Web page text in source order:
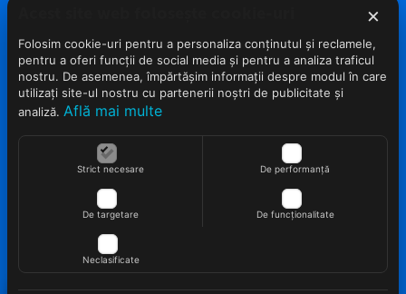
Contact
© 2022 - 2026 Roveli.ro. Realizat si configurat
×
Folosim cookie-uri pentru a personaliza conținutul și reclamele,
pentru a oferi funcții de social media și pentru a analiza traficul
nostru. De asemenea, împărtășim informații despre modul în care
utilizați site-ul nostru cu partenerii noștri de publicitate și
analiză. Află mai multe
Strict necesare De performanță
De targetare De funcționalitate
Neclasificate